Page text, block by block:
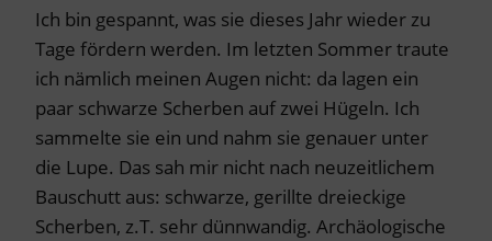
Ich bin gespannt, was sie dieses Jahr wieder zu
Tage fördern werden. Im letzten Sommer traute
ich nämlich meinen Augen nicht: da lagen ein
paar schwarze Scherben auf zwei Hügeln. Ich
sammelte sie ein und nahm sie genauer unter
die Lupe. Das sah mir nicht nach neuzeitlichem
Bauschutt aus: schwarze, gerillte dreieckige
Scherben, z.T. sehr dünnwandig. Archäologische